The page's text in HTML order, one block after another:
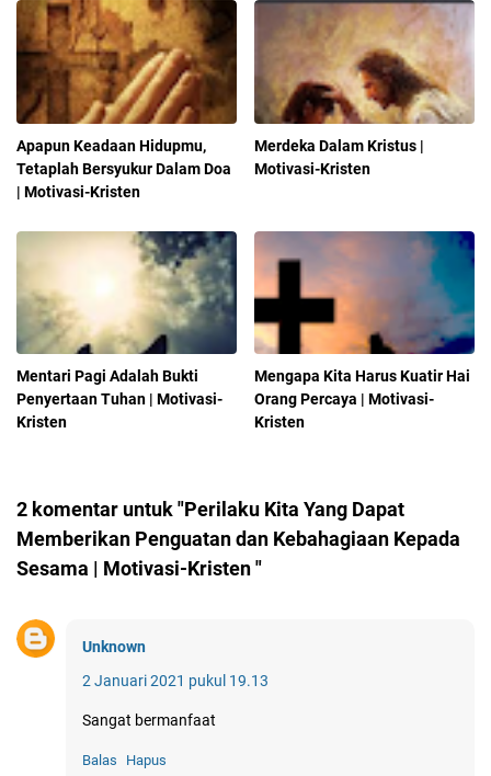
Apapun Keadaan Hidupmu,
Tetaplah Bersyukur Dalam Doa
| Motivasi-Kristen
Merdeka Dalam Kristus |
Motivasi-Kristen
Mentari Pagi Adalah Bukti
Penyertaan Tuhan | Motivasi-
Kristen
Mengapa Kita Harus Kuatir Hai
Orang Percaya | Motivasi-
Kristen
2 komentar untuk "Perilaku Kita Yang Dapat
Memberikan Penguatan dan Kebahagiaan Kepada
Sesama | Motivasi-Kristen "
Unknown
2 Januari 2021 pukul 19.13
Sangat bermanfaat
Balas Hapus